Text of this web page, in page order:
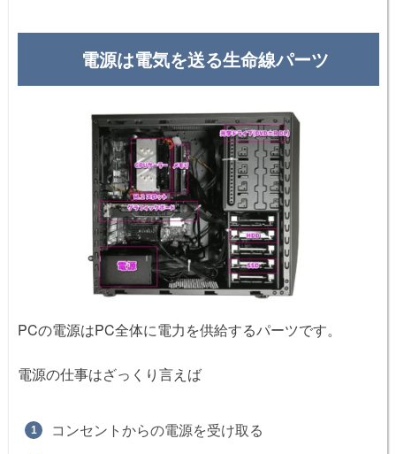
電源は電気を送る生命線パーツ
PCの電源はPC全体に電力を供給するパーツです。
電源の仕事はざっくり言えば
コンセントからの電源を受け取る